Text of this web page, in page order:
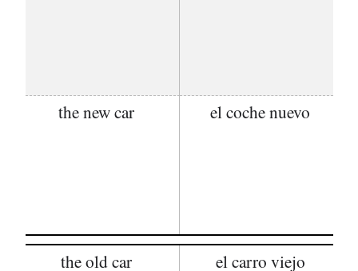
the new car el coche nuevo
the old car el carro viejo